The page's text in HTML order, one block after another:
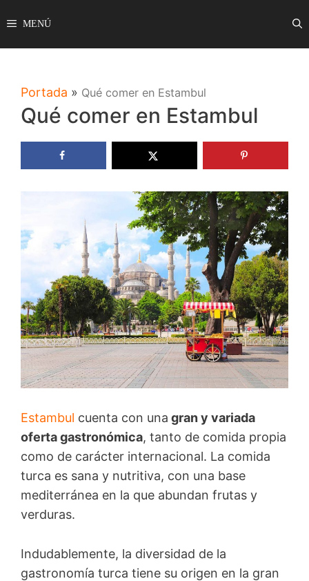
al
contenido
MENÚ
Portada » Qué comer en Estambul
Qué comer en Estambul
Estambul cuenta con una gran y variada
oferta gastronómica, tanto de comida propia
como de carácter internacional. La comida
turca es sana y nutritiva, con una base
mediterránea en la que abundan frutas y
verduras.
Indudablemente, la diversidad de la
gastronomía turca tiene su origen en la gran